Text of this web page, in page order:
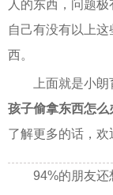
人的东西，问题
自己有没有以上
西。
上面就是小
孩子偷拿东西怎么
了解更多的话，欢
94%的朋友还